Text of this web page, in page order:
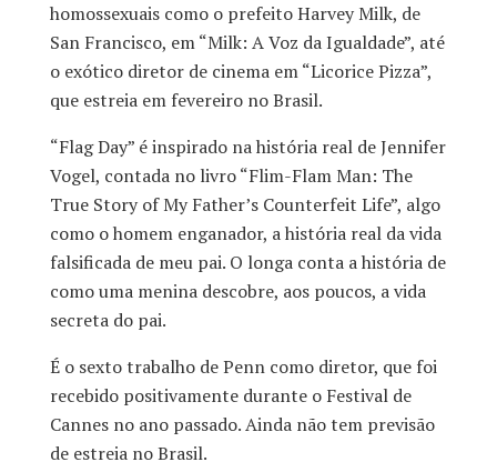
homossexuais como o prefeito Harvey Milk, de
San Francisco, em “Milk: A Voz da Igualdade”, até
o exótico diretor de cinema em “Licorice Pizza”,
que estreia em fevereiro no Brasil.
“Flag Day” é inspirado na história real de Jennifer
Vogel, contada no livro “Flim-Flam Man: The
True Story of My Father’s Counterfeit Life”, algo
como o homem enganador, a história real da vida
falsificada de meu pai. O longa conta a história de
como uma menina descobre, aos poucos, a vida
secreta do pai.
É o sexto trabalho de Penn como diretor, que foi
recebido positivamente durante o Festival de
Cannes no ano passado. Ainda não tem previsão
de estreia no Brasil.